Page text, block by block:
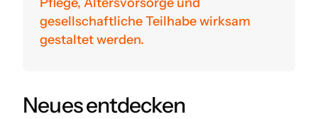
gesellschaftliche Teilhabe wirksam
gestaltet werden.
Neues entdecken